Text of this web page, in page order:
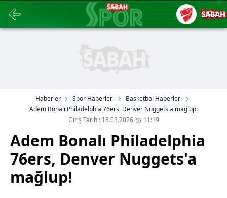
Haberler Spor Haberleri
Basketbol Haberleri
Adem Bonalı Philadelphia 76ers, Denver Nuggets'a mağlup!
Giriş Tarihi: 18.03.2026
11:19
Adem Bonalı Philadelphia
76ers, Denver Nuggets'a
mağlup!